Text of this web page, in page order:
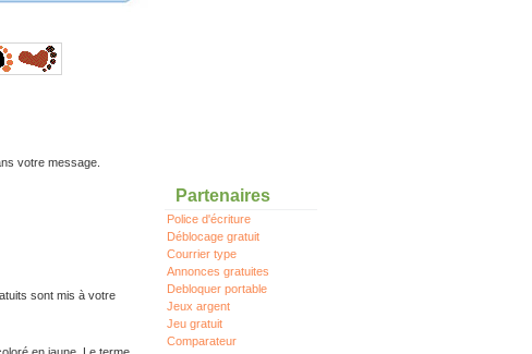
votre message.
sont mis à votre
Partenaires
Police d'écriture
Déblocage gratuit
Courrier type
Annonces gratuites
Debloquer portable
Jeux argent
Jeu gratuit
Comparateur